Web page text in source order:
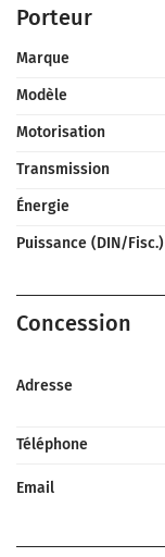
Porteur
Marque
Modèle
Motorisation
Transmission
Énergie
Puissance (DIN/Fisc.)
Concession
Adresse
Téléphone
Email